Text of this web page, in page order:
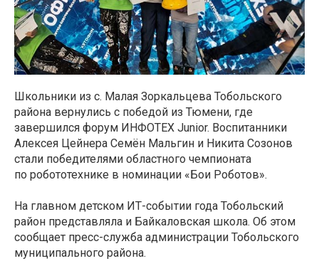
Школьники из с. Малая Зоркальцева Тобольского
района вернулись с победой из Тюмени, где
завершился форум ИНФОТЕХ Junior. Воспитанники
Алексея Цейнера Семён Мальгин и Никита Созонов
стали победителями областного чемпионата
по робототехнике в номинации «Бои Роботов».
На главном детском ИТ-событии года Тобольский
район представляла и Байкаловская школа. Об этом
сообщает пресс-служба администрации Тобольского
муниципального района.